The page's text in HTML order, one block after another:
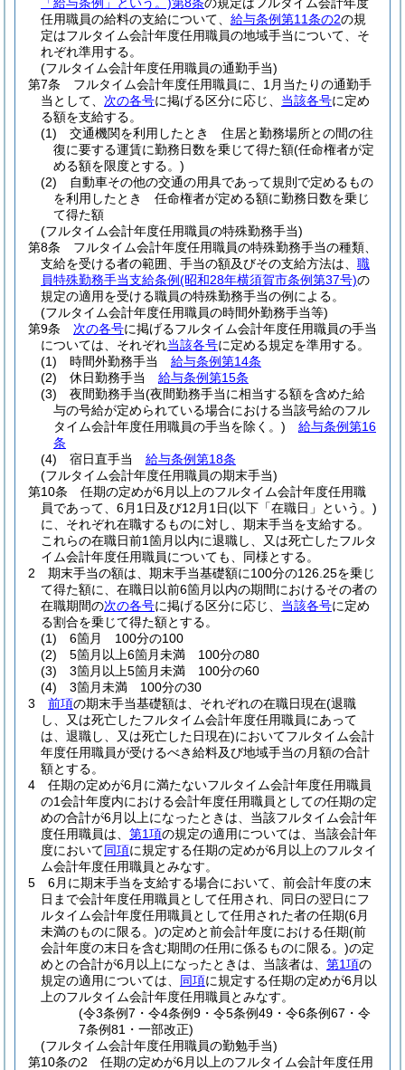
任用職員の給料の支給について、 給与条例第11条の2の規
定はフルタイム会計年度任用職員の地域手当について、そ
れぞれ準用する。
(フルタイム会計年度任用職員の通勤手当)
第7条
フルタイム会計年度任用職員に、1月当たりの通勤手
当として、 次の各号に掲げる区分に応じ、 当該各号に定め
る額を支給する。
(1)
交通機関を利用したとき 住居と勤務場所との間の往
復に要する運賃に勤務日数を乗じて得た額(任命権者が定
める額を限度とする。)
(2)
自動車その他の交通の用具であって規則で定めるもの
を利用したとき 任命権者が定める額に勤務日数を乗じ
て得た額
(フルタイム会計年度任用職員の特殊勤務手当)
第8条
フルタイム会計年度任用職員の特殊勤務手当の種類、
支給を受ける者の範囲、手当の額及びその支給方法は、 職
員特殊勤務手当支給条例(昭和28年横須賀市条例第37号)の
規定の適用を受ける職員の特殊勤務手当の例による。
(フルタイム会計年度任用職員の時間外勤務手当等)
第9条
次の各号に掲げるフルタイム会計年度任用職員の手当
については、それぞれ当該各号に定める規定を準用する。
(1)
時間外勤務手当 給与条例第14条
(2)
休日勤務手当 給与条例第15条
(3)
夜間勤務手当(夜間勤務手当に相当する額を含めた給
与の号給が定められている場合における当該号給のフル
タイム会計年度任用職員の手当を除く。)
給与条例第16
条
(4)
宿日直手当 給与条例第18条
(フルタイム会計年度任用職員の期末手当)
第10条
任期の定めが6月以上のフルタイム会計年度任用職
員であって、6月1日及び12月1日(以下「在職日」という。)
に、それぞれ在職するものに対し、期末手当を支給する。
これらの在職日前1箇月以内に退職し、又は死亡したフルタ
イム会計年度任用職員についても、同様とする。
2
期末手当の額は、期末手当基礎額に100分の126.25を乗じ
て得た額に、在職日以前6箇月以内の期間におけるその者の
在職期間の次の各号に掲げる区分に応じ、 当該各号に定め
る割合を乗じて得た額とする。
(1)
6箇月 100分の100
(2)
5箇月以上6箇月未満 100分の80
(3)
3箇月以上5箇月未満 100分の60
(4)
3箇月未満 100分の30
3
前項の期末手当基礎額は、それぞれの在職日現在(退職
し、又は死亡したフルタイム会計年度任用職員にあって
は、退職し、又は死亡した日現在)においてフルタイム会計
年度任用職員が受けるべき給料及び地域手当の月額の合計
額とする。
4
任期の定めが6月に満たないフルタイム会計年度任用職員
の1会計年度内における会計年度任用職員としての任期の定
めの合計が6月以上になったときは、当該フルタイム会計年
度任用職員は、 第1項の規定の適用については、当該会計年
度において同項に規定する任期の定めが6月以上のフルタイ
ム会計年度任用職員とみなす。
5
6月に期末手当を支給する場合において、前会計年度の末
日まで会計年度任用職員として任用され、同日の翌日にフ
ルタイム会計年度任用職員として任用された者の任期(6月
未満のものに限る。)の定めと前会計年度における任期(前
会計年度の末日を含む期間の任用に係るものに限る。)の定
めとの合計が6月以上になったときは、当該者は、 第1項の
規定の適用については、 同項に規定する任期の定めが6月以
上のフルタイム会計年度任用職員とみなす。
(令3条例7・令4条例9・令5条例49・令6条例67・令
7条例81・一部改正)
(フルタイム会計年度任用職員の勤勉手当)
第10条の2
任期の定めが6月以上のフルタイム会計年度任用